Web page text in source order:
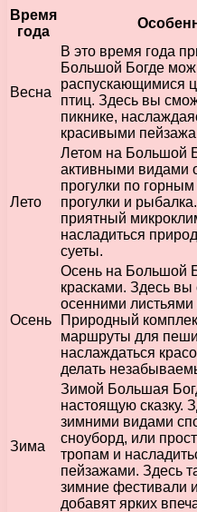
Время
года
Весна
В это время года
Большой Богде
распускающимися
птиц. Здесь вы
пикнике,
красивыми
Лето
Летом на Большой
активными видами
прогулки по
прогулки и
приятный
насладиться
суеты.
Осень
Осень на Большой
красками. Здесь
осенними
Природный
маршруты для
наслаждаться
делать
Зима
Зимой Большая
настоящую сказку.
зимними видами
сноуборд, или
тропам и
пейзажами. Здесь
зимние фестивали
добавят ярких